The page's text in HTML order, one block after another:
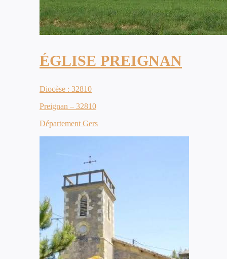
ÉGLISE PREIGNAN
Diocèse : 32810
Preignan – 32810
Département Gers